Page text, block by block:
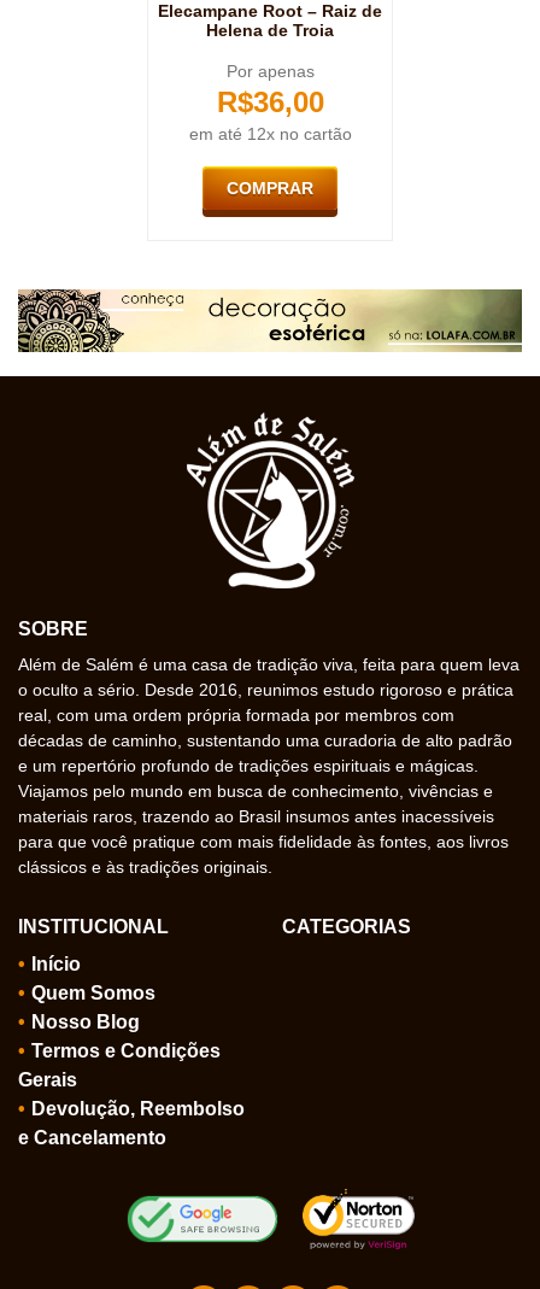
Elecampane Root – Raiz de
Helena de Troia
Por apenas
R$36,00
em até 12x no cartão
COMPRAR
SOBRE
Além de Salém é uma casa de tradição viva, feita para quem leva
o oculto a sério. Desde 2016, reunimos estudo rigoroso e prática
real, com uma ordem própria formada por membros com
décadas de caminho, sustentando uma curadoria de alto padrão
e um repertório profundo de tradições espirituais e mágicas.
Viajamos pelo mundo em busca de conhecimento, vivências e
materiais raros, trazendo ao Brasil insumos antes inacessíveis
para que você pratique com mais fidelidade às fontes, aos livros
clássicos e às tradições originais.
INSTITUCIONAL
Início
Quem Somos
Nosso Blog
Termos e Condições
Gerais
Devolução, Reembolso
e Cancelamento
CATEGORIAS